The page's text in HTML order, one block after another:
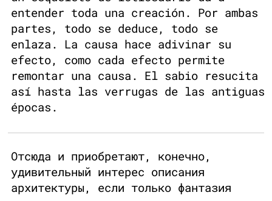
entender toda una creación. Por ambas
partes, todo se deduce, todo se
enlaza. La causa hace adivinar su
efecto, como cada efecto permite
remontar una causa. El sabio resucita
así hasta las verrugas de las antiguas
épocas.
Отсюда и приобретают, конечно,
удивительный интерес описания
архитектуры, если только фантазия